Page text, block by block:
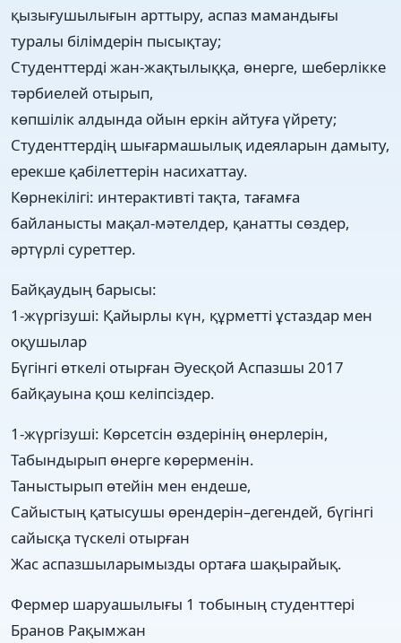
қызығушылығын арттыру, аспаз мамандығы
туралы білімдерін пысықтау;
Студенттерді жан-жақтылыққа, өнерге, шеберлікке
тәрбиелей отырып,
көпшілік алдында ойын еркін айтуға үйрету;
Студенттердің шығармашылық идеяларын дамыту,
ерекше қабілеттерін насихаттау.
Көрнекілігі: интерактивті тақта, тағамға
байланысты мақал-мәтелдер, қанатты сөздер,
әртүрлі суреттер.
Байқаудың барысы:
1-жүргізуші: Қайырлы күн, құрметті ұстаздар мен
оқушылар
Бүгінгі өткелі отырған Әуесқой Аспазшы 2017
байқауына қош келіпсіздер.
1-жүргізуші: Көрсетсін өздерінің өнерлерін,
Табындырып өнерге көрерменін.
Таныстырып өтейін мен ендеше,
Сайыстың қатысушы өрендерін–дегендей, бүгінгі
сайысқа түскелі отырған
Жас аспазшыларымызды ортаға шақырайық.
Фермер шаруашылығы 1 тобының студенттері
Бранов Рақымжан